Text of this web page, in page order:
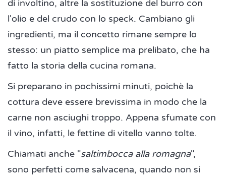
di involtino, altre la sostituzione del burro con
l'olio e del crudo con lo speck. Cambiano gli
ingredienti, ma il concetto rimane sempre lo
stesso: un piatto semplice ma prelibato, che ha
fatto la storia della cucina romana.
Si preparano in pochissimi minuti, poichè la
cottura deve essere brevissima in modo che la
carne non asciughi troppo. Appena sfumate con
il vino, infatti, le fettine di vitello vanno tolte.
Chiamati anche "saltimbocca alla romagna",
sono perfetti come salvacena, quando non si